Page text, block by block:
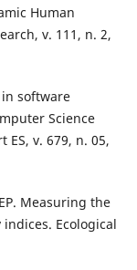
Human
v. 111, n. 2,
in software
Science
ES, v. 679, n. 05,
Measuring the
Ecological